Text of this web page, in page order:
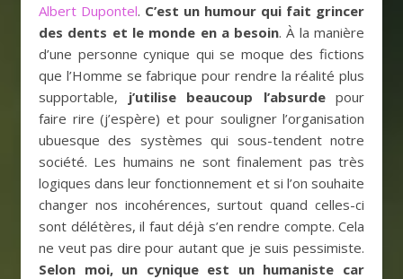
Albert Dupontel. C’est un humour qui fait grincer
des dents et le monde en a besoin. À la manière
d’une personne cynique qui se moque des fictions
que l’Homme se fabrique pour rendre la réalité plus
supportable, j’utilise beaucoup l’absurdepour
faire rire (j’espère) et pour souligner l’organisation
ubuesque des systèmes qui sous-tendent notre
société. Les humains ne sont finalement pas très
logiques dans leur fonctionnement et si l’on souhaite
changer nos incohérences, surtout quand celles-ci
sont délétères, il faut déjà s’en rendre compte. Cela
ne veut pas dire pour autant que je suis pessimiste.
Selon moi, un cynique est un humaniste car